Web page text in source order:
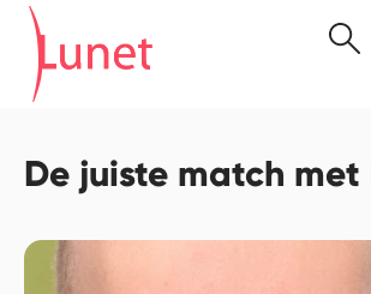
De juiste match met